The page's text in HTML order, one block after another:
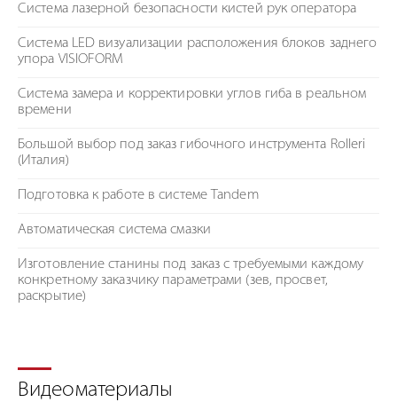
Система лазерной безопасности кистей рук оператора
Система LED визуализации расположения блоков заднего
упора VISIOFORM
Система замера и корректировки углов гиба в реальном
времени
Большой выбор под заказ гибочного инструмента Rolleri
(Италия)
Подготовка к работе в системе Tandem
Автоматическая система смазки
Изготовление станины под заказ с требуемыми каждому
конкретному заказчику параметрами (зев, просвет,
раскрытие)
Видеоматериалы